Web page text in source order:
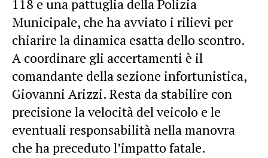
118 e una pattuglia della Polizia
Municipale, che ha avviato i rilievi per
chiarire la dinamica esatta dello scontro.
A coordinare gli accertamenti è il
comandante della sezione infortunistica,
Giovanni Arizzi. Resta da stabilire con
precisione la velocità del veicolo e le
eventuali responsabilità nella manovra
che ha preceduto l’impatto fatale.